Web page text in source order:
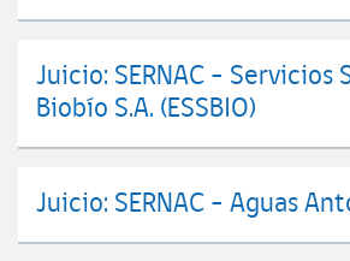
Obras
Públicas
Juicio: SERNAC - Servicios
Biobío S.A. (ESSBIO)
Juicio: SERNAC - Aguas